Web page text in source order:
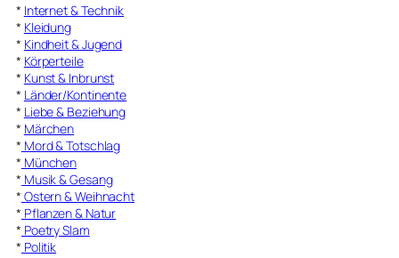
* Internet & Technik
* Kleidung
* Kindheit & Jugend
* Körperteile
* Kunst & Inbrunst
* Länder/Kontinente
* Liebe & Beziehung
* Märchen
* Mord & Totschlag
* München
* Musik & Gesang
* Ostern & Weihnacht
* Pflanzen & Natur
* Poetry Slam
* Politik